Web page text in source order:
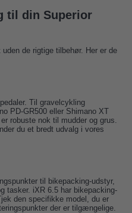
til din Superior
de rigtige tilbehør. Her er de
Til gravelcykling
PD-GR500 eller Shimano XT
robuste nok til mudder og grus.
du et bredt udvalg i vores
til bikepacking-udstyr,
tasker. iXR 6.5 har bikepacking-
den specifikke model, du er
der er tilgængelige.